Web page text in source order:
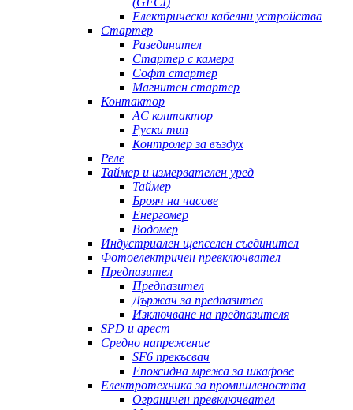
Електрически кабелни устройства
Стартер
Разединител
Стартер с камера
Софт стартер
Магнитен стартер
Контактор
AC контактор
Руски тип
Контролер за въздух
Реле
Таймер и измервателен уред
Таймер
Брояч на часове
Енергомер
Водомер
Индустриален щепселен съединител
Фотоелектричен превключвател
Предпазител
Предпазител
Държач за предпазител
Изключване на предпазителя
SPD и арест
Средно напрежение
SF6 прекъсвач
Епоксидна мрежа за шкафове
Електротехника за промишлеността
Ограничен превключвател